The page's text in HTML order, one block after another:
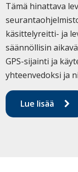
Tämä hinattava
käsittelyreitti- ja
säännöllisin
GPS-sijainti ja
yhteenvedoksi ja
Lue lisää